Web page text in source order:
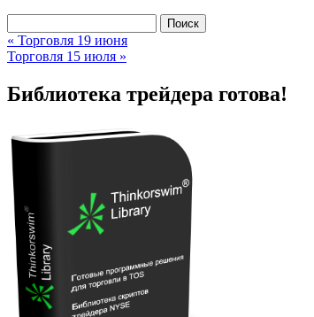
« Торговля 19 июня
Торговля 15 июля »
Библиотека трейдера готова!